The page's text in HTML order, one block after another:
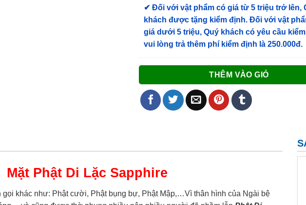
✔Đối với vật phẩm có giá từ 5 triệu trở lên,
khách được tặng kiểm định. Đối với vật
giá dưới 5 triệu, Quý khách có yêu cầu
vui lòng trả thêm phí kiểm định là 250.000đ.
THÊM VÀO GIỎ
Mặt Phật Di Lặc Sapphire
gọi khác như: Phật cười, Phật bụng bự, Phật Mập,…Vì thân hình của Ngài bệ